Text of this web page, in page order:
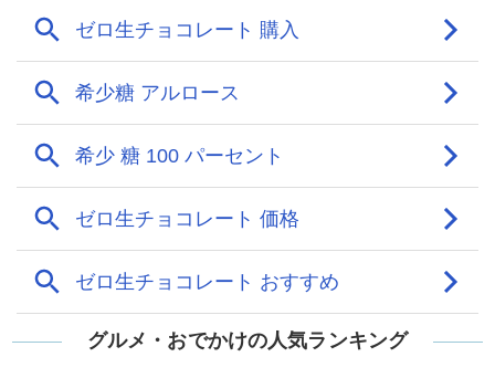
グルメ・おでかけの人気ランキング